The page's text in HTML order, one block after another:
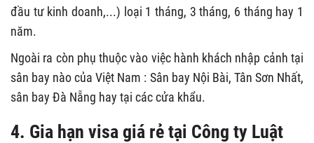
đầu tư kinh doanh,...) loại 1 tháng, 3 tháng, 6 tháng hay 1
năm.
Ngoài ra còn phụ thuộc vào việc hành khách nhập cảnh tại
sân bay nào của Việt Nam : Sân bay Nội Bài, Tân Sơn Nhất,
sân bay Đà Nẵng hay tại các cửa khẩu.
4. Gia hạn visa giá rẻ tại Công ty Luật